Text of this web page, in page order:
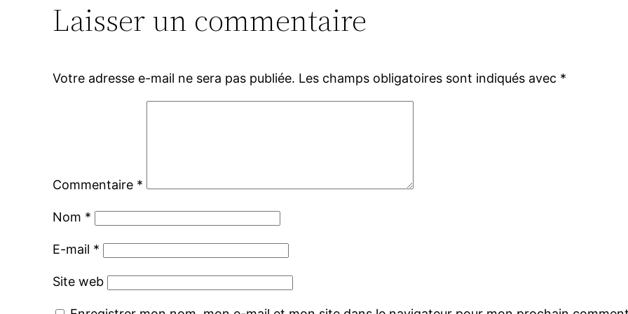
Laisser un commentaire
Votre adresse e-mail ne sera pas publiée. Les champs obligatoires sont indiqués avec *
Commentaire *
Nom *
E-mail *
Site web